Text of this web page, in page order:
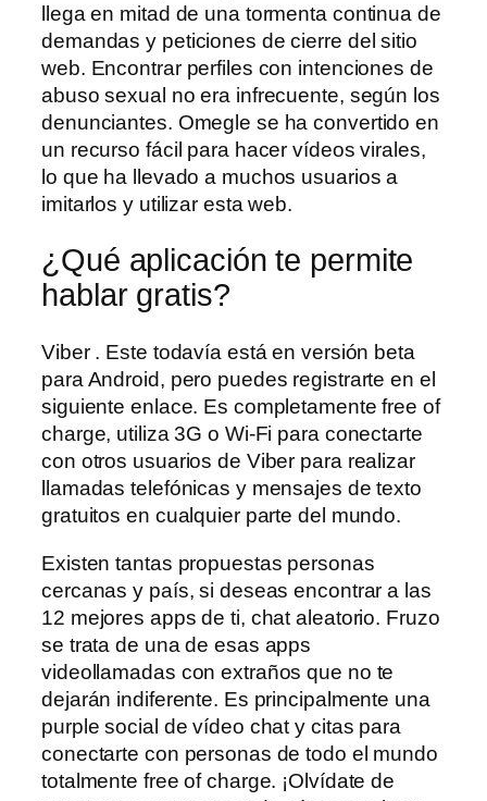
llega en mitad de una tormenta continua de
demandas y peticiones de cierre del sitio
web. Encontrar perfiles con intenciones de
abuso sexual no era infrecuente, según los
denunciantes. Omegle se ha convertido en
un recurso fácil para hacer vídeos virales,
lo que ha llevado a muchos usuarios a
imitarlos y utilizar esta web.
¿Qué aplicación te permite
hablar gratis?
Viber . Este todavía está en versión beta
para Android, pero puedes registrarte en el
siguiente enlace. Es completamente free of
charge, utiliza 3G o Wi-Fi para conectarte
con otros usuarios de Viber para realizar
llamadas telefónicas y mensajes de texto
gratuitos en cualquier parte del mundo.
Existen tantas propuestas personas
cercanas y país, si deseas encontrar a las
12 mejores apps de ti, chat aleatorio. Fruzo
se trata de una de esas apps
videollamadas con extraños que no te
dejarán indiferente. Es principalmente una
purple social de vídeo chat y citas para
conectarte con personas de todo el mundo
totalmente free of charge. ¡Olvídate de